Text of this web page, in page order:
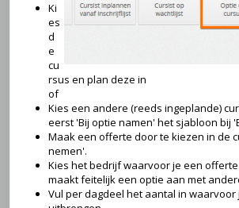
Ki
es
d
e
cu
rsus en plan deze in
of
Kies een andere (reeds ingeplande)
eerst 'Bij optie namen' het sjabloon bij
Maak een offerte door te kiezen in de
nemen'.
Kies het bedrijf waarvoor je een
maakt feitelijk een optie aan met
Vul per dagdeel het aantal in waarvoor